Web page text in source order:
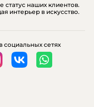
наших клиентов.
интерьер в искусство.
социальных сетях